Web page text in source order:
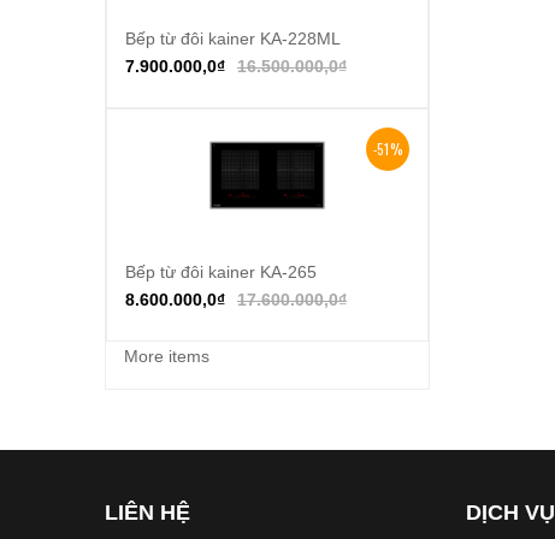
Thêm vào giỏ hàng
Bếp từ đôi kainer KA-228ML
16.500.000,0₫
7.900.000,0₫
-51%
Thêm vào giỏ hàng
Bếp từ đôi kainer KA-265
17.600.000,0₫
8.600.000,0₫
More items
LIÊN HỆ DỊCH VỤ